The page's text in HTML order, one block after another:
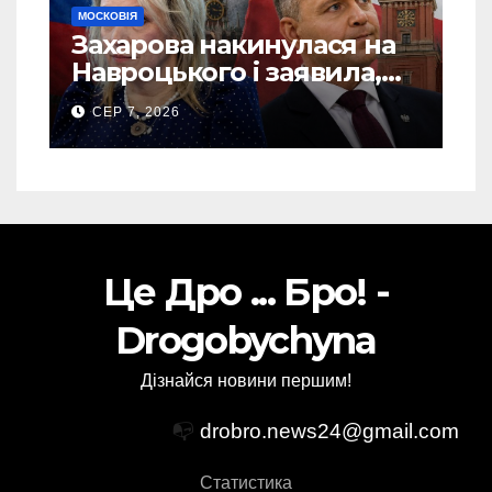
МОСКОВІЯ
Захарова накинулася на
Навроцького і заявила,
що Польща зобов’язана
існуванням Сталіну
СЕР 7, 2026
Це Дро ... Бро! -
Drogobychyna
Дізнайся новини першим!
📭 drobro.news24@gmail.com
Статистика